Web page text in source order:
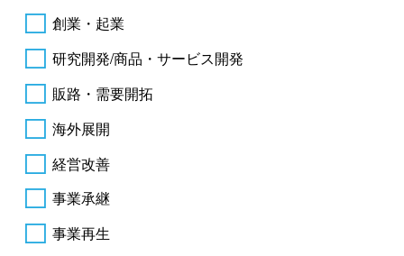
創業・起業
研究開発/商品・サービス開発
販路・需要開拓
海外展開
経営改善
事業承継
事業再生